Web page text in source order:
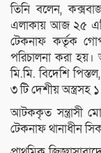
তিনি বলেন,
এলাকায় আজ ২৫
টেকনাফ কর্তৃক
পরিচালনা করা
মি.মি. বিদেশি
৩ টি দেশীয় অস্ত্রসহ
আটককৃত সন্ত্রাসী
টেকনাফ থানাধীন